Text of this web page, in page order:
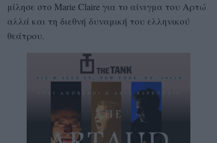
μίλησε στο Marie Claire για το αίνιγμα του Αρτώ
αλλά και τη διεθνή δυναμική του ελληνικού
θεάτρου.